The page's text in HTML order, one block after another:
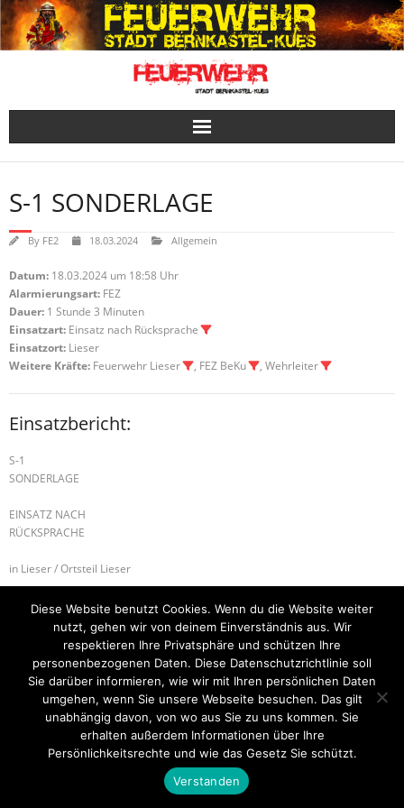
Skip
to
content
S-1 SONDERLAGE
By FE2 18.03.2024 Allgemein
Datum: 18.03.2024 um 18:58 Uhr
Alarmierungsart: FEZ
Dauer: 1 Stunde 3 Minuten
Einsatzart: Einsatz nach Rücksprache
Einsatzort: Lieser
Weitere Kräfte: Feuerwehr Lieser , FEZ BeKu , Wehrleiter
Einsatzbericht:
S-1
SONDERLAGE
EINSATZ NACH
RÜCKSPRACHE
in Lieser / Ortsteil Lieser
H-1 TIERRETTUNG B-2 BRANDMELDEANLAGE
Startseite Einsätze Mitglied werden Über uns
Bilder
Kontakt
Theme byThink Up Themes Ltd. Powered byWordPress.
Diese Website benutzt Cookies. Wenn du die Website weiter
nutzt, gehen wir von deinem Einverständnis aus. Wir
respektieren Ihre Privatsphäre und schützen Ihre
personenbezogenen Daten. Diese Datenschutzrichtlinie soll
Sie darüber informieren, wie wir mit Ihren persönlichen Daten
umgehen, wenn Sie unsere Webseite besuchen. Das gilt
unabhängig davon, von wo aus Sie zu uns kommen. Sie
erhalten außerdem Informationen über Ihre
Persönlichkeitsrechte und wie das Gesetz Sie schützt.
Verstanden